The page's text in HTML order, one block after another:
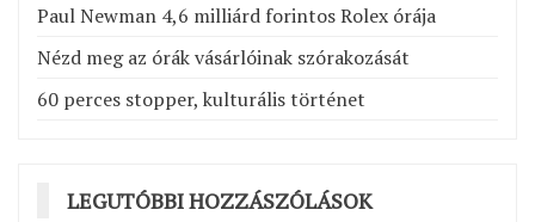
Paul Newman 4,6 milliárd forintos Rolex órája
Nézd meg az órák vásárlóinak szórakozását
60 perces stopper, kulturális történet
LEGUTÓBBI HOZZÁSZÓLÁSOK